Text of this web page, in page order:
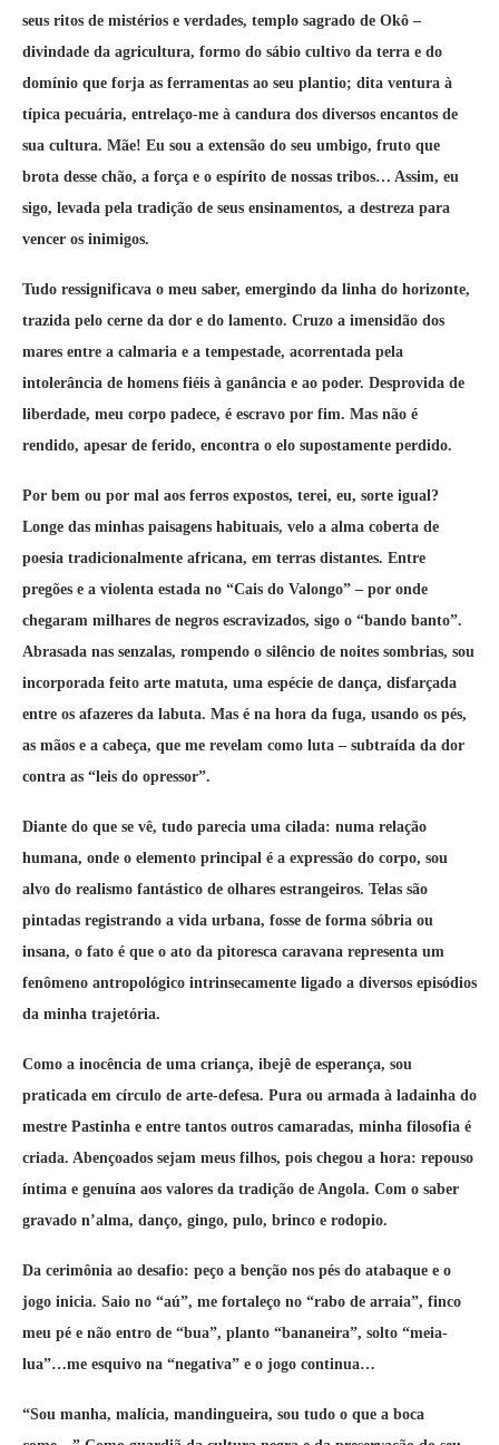
seus ritos de mistérios e verdades, templo sagrado de Okô –
divindade da agricultura, formo do sábio cultivo da terra e do
domínio que forja as ferramentas ao seu plantio; dita ventura à
típica pecuária, entrelaço-me à candura dos diversos encantos de
sua cultura. Mãe! Eu sou a extensão do seu umbigo, fruto que
brota desse chão, a força e o espírito de nossas tribos… Assim, eu
sigo, levada pela tradição de seus ensinamentos, a destreza para
vencer os inimigos.
Tudo ressignificava o meu saber, emergindo da linha do horizonte,
trazida pelo cerne da dor e do lamento. Cruzo a imensidão dos
mares entre a calmaria e a tempestade, acorrentada pela
intolerância de homens fiéis à ganância e ao poder. Desprovida de
liberdade, meu corpo padece, é escravo por fim. Mas não é
rendido, apesar de ferido, encontra o elo supostamente perdido.
Por bem ou por mal aos ferros expostos, terei, eu, sorte igual?
Longe das minhas paisagens habituais, velo a alma coberta de
poesia tradicionalmente africana, em terras distantes. Entre
pregões e a violenta estada no “Cais do Valongo” – por onde
chegaram milhares de negros escravizados, sigo o “bando banto”.
Abrasada nas senzalas, rompendo o silêncio de noites sombrias, sou
incorporada feito arte matuta, uma espécie de dança, disfarçada
entre os afazeres da labuta. Mas é na hora da fuga, usando os pés,
as mãos e a cabeça, que me revelam como luta – subtraída da dor
contra as “leis do opressor”.
Diante do que se vê, tudo parecia uma cilada: numa relação
humana, onde o elemento principal é a expressão do corpo, sou
alvo do realismo fantástico de olhares estrangeiros. Telas são
pintadas registrando a vida urbana, fosse de forma sóbria ou
insana, o fato é que o ato da pitoresca caravana representa um
fenômeno antropológico intrinsecamente ligado a diversos episódios
da minha trajetória.
Como a inocência de uma criança, ibejê de esperança, sou
praticada em círculo de arte-defesa. Pura ou armada à ladainha do
mestre Pastinha e entre tantos outros camaradas, minha filosofia é
criada. Abençoados sejam meus filhos, pois chegou a hora: repouso
íntima e genuína aos valores da tradição de Angola. Com o saber
gravado n’alma, danço, gingo, pulo, brinco e rodopio.
Da cerimônia ao desafio: peço a benção nos pés do atabaque e o
jogo inicia. Saio no “aú”, me fortaleço no “rabo de arraia”, finco
meu pé e não entro de “bua”, planto “bananeira”, solto “meia-
lua”…me esquivo na “negativa” e o jogo continua…
​“Sou manha, malícia, mandingueira, sou tudo o que a boca